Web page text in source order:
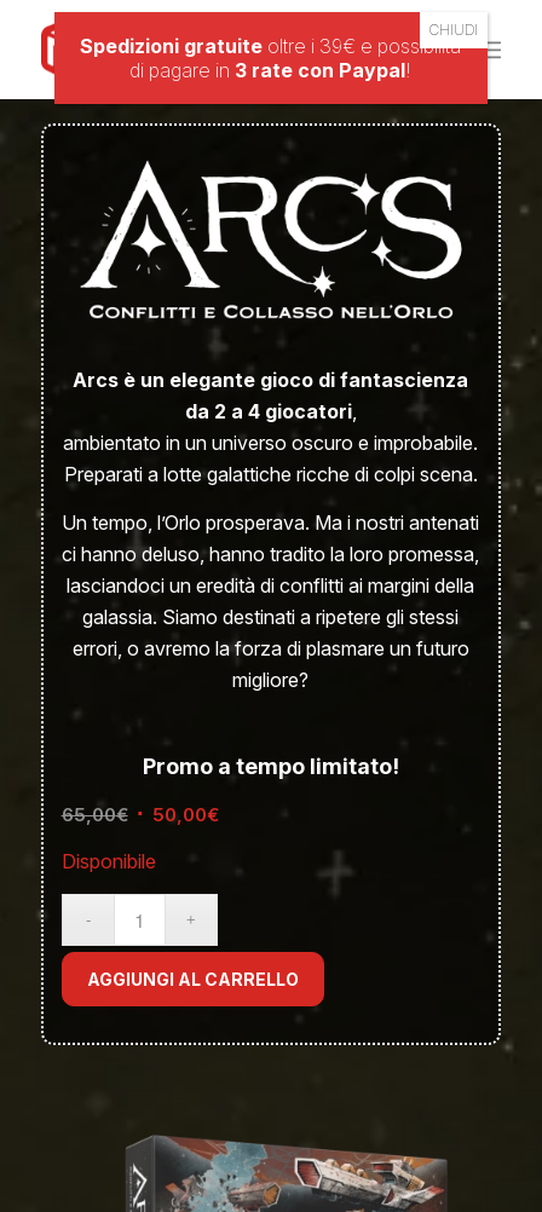
Arcs è un elegante gioco di fantascienza
da 2 a 4 giocatori,
ambientato in un universo oscuro e improbabile.
Preparati a lotte galattiche ricche di colpi scena.
Un tempo, l’Orlo prosperava. Ma i nostri antenati
ci hanno deluso, hanno tradito la loro promessa,
lasciandoci un eredità di conflitti ai margini della
galassia. Siamo destinati a ripetere gli stessi
errori, o avremo la forza di plasmare un futuro
migliore?
Promo a tempo limitato!
65,00€ Il
originale
era:
65,00€.
50,00€Il
è:
Disponibile
AGGIUNGI AL CARRELLO
Spedizioni gratuite oltre i 39€ e possibilità
di pagare in 3 rate con Paypal!